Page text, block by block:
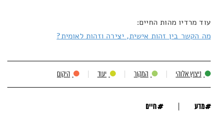
עוד מרדיו מהות החיים:
מה הקשר בין זהות אישית, יצירה וזהות לאומית?
ניצוץ אלוהי המקור יעוד היקום
#מדע #חיים